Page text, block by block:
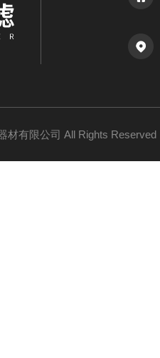
材有限公司 All Rights